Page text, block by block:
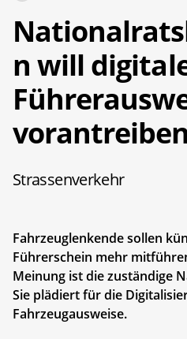
n will
vorantreiben
Strassenverkehr
Fahrzeuglenkende sollen
Führerschein mehr
Meinung ist die zuständige
Sie plädiert für die
Fahrzeugausweise.